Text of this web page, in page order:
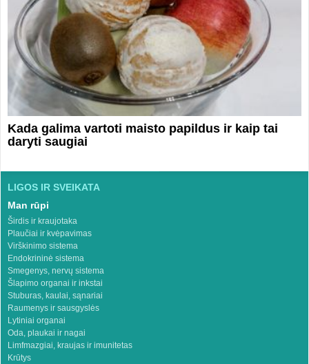
Kada galima vartoti maisto papildus ir kaip tai
daryti saugiai
LIGOS IR SVEIKATA
Man rūpi
Širdis ir kraujotaka
Plaučiai ir kvėpavimas
Virškinimo sistema
Endokrininė sistema
Smegenys, nervų sistema
Šlapimo organai ir inkstai
Stuburas, kaulai, sąnariai
Raumenys ir sausgyslės
Lytiniai organai
Oda, plaukai ir nagai
Limfmazgiai, kraujas ir imunitetas
Krūtys